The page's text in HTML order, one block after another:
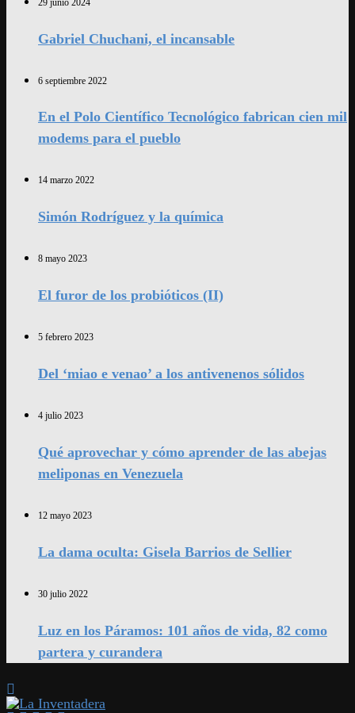
Gabriel Chuchani, el incansable
6 septiembre 2022
En el Polo Científico Tecnológico fabrican cien mil
modems para el pueblo
14 marzo 2022
Simón Rodríguez y la química
8 mayo 2023
El furor de los probióticos (II)
5 febrero 2023
Del ‘miao e venao’ a los antivenenos sólidos
4 julio 2023
Qué aprovechar y cómo aprender de las abejas
meliponas en Venezuela
12 mayo 2023
La dama oculta: Gisela Barrios de Sellier
30 julio 2022
Luz en los Páramos: 101 años de vida, 82 como
partera y curandera